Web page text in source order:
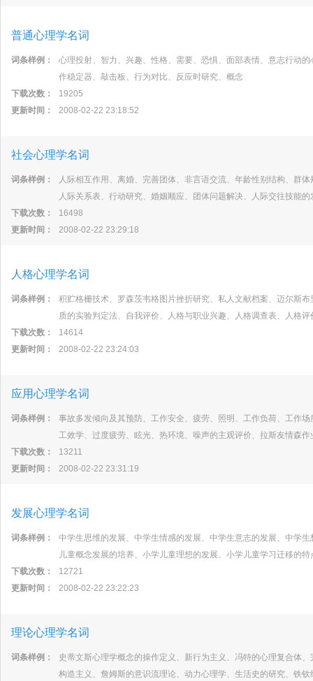
普通心理学名词
词条样例：
心理投射、智力、兴趣、性格、需要、恐惧、面部表情、意志行动
作稳定器、敲击板、行为对比、反应时研究、概念
下载次数：
19205
更新时间：
2008-02-22 23:18:52
社会心理学名词
词条样例：
人际相互作用、离婚、完善团体、非言语交流、年龄性别结构、群
人际关系表、行动研究、婚姻顺应、团体问题解决、人际交往技能
下载次数：
16498
更新时间：
2008-02-22 23:29:18
人格心理学名词
词条样例：
积贮格栅技术、罗森茨韦格图片挫折研究、私人文献档案、迈尔斯
质的实验判定法、自我评价、人格与职业兴趣、人格调查表、人格
下载次数：
14614
更新时间：
2008-02-22 23:24:03
应用心理学名词
词条样例：
事故多发倾向及其预防、工作安全、疲劳、照明、工作负荷、工作
工效学、过度疲劳、眩光、热环境、噪声的主观评价、拉斯友情森
下载次数：
13211
更新时间：
2008-02-22 23:31:19
发展心理学名词
词条样例：
中学生思维的发展、中学生情感的发展、中学生意志的发展、中学
儿童概念发展的培养、小学儿童理想的发展、小学儿童学习迁移的
下载次数：
12721
更新时间：
2008-02-22 23:22:23
理论心理学名词
词条样例：
史蒂文斯心理学概念的操作定义、新行为主义、冯特的心理复合体
构造主义、詹姆斯的意识流理论、动力心理学、生活史的研究、铁钦